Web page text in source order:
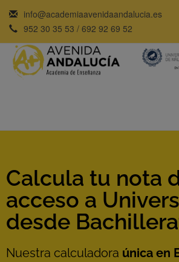
info@academiaavenidaandalucia.es
952 30 35 53 / 692 92 69 52
Calcula tu nota
acceso a
desde
Nuestra calculadora única en